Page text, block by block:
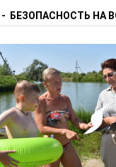
- БЕЗОПАСНОСТЬ НА